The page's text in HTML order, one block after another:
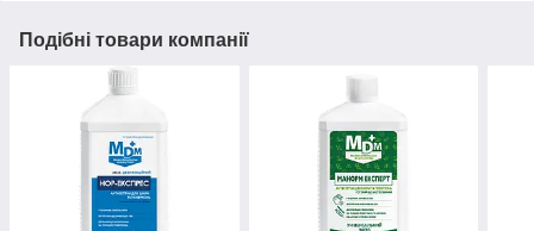
Подібні товари компанії